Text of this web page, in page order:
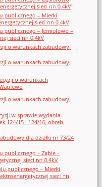
sieci nn 0,4kV
publicznego – Mierki
sieci nn 0,4kV
publicznego – Jemiołowo –
sieci nn 0,4kV
o warunkach zabudowy,
o warunkach zabudowy,
o warunkach
o warunkach zabudowy,
w sprawie wydania
124/15 i 124/16, obręb
dla działki nr 73/24
publicznego – Ząbie –
sieci nn 0,4kV
publicznego – Mierki
sieci nn